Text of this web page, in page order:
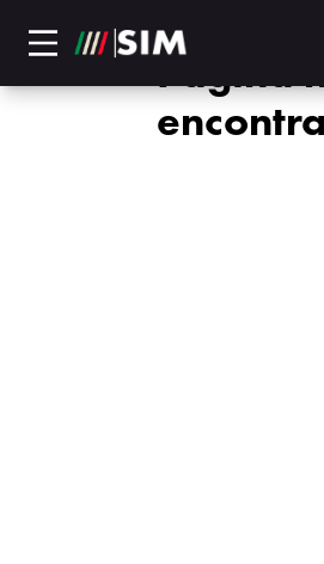
Página